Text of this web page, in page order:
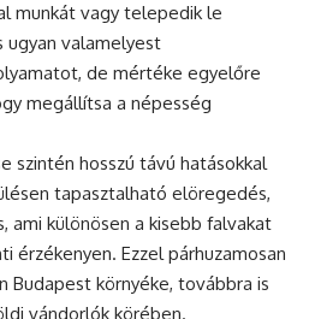
munkát vagy telepedik le
ugyan valamelyest
de mértéke egyelőre
megállítsa a népesség
szintén hosszú távú hatásokkal
tapasztalható elöregedés,
ami különösen a kisebb falvakat
érzékenyen. Ezzel párhuzamosan
Budapest környéke, továbbra is
vándorlók körében.